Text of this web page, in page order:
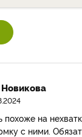
похоже на
с ними.